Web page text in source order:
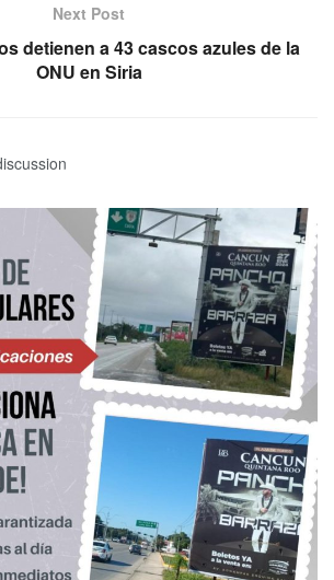
Next Post
detienen a 43 cascos azules de la
ONU en Siria